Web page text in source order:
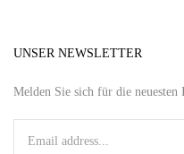
UNSER NEWSLETTER
Melden Sie sich für die neuesten